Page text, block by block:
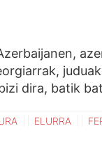
dira, batik
ELURRA